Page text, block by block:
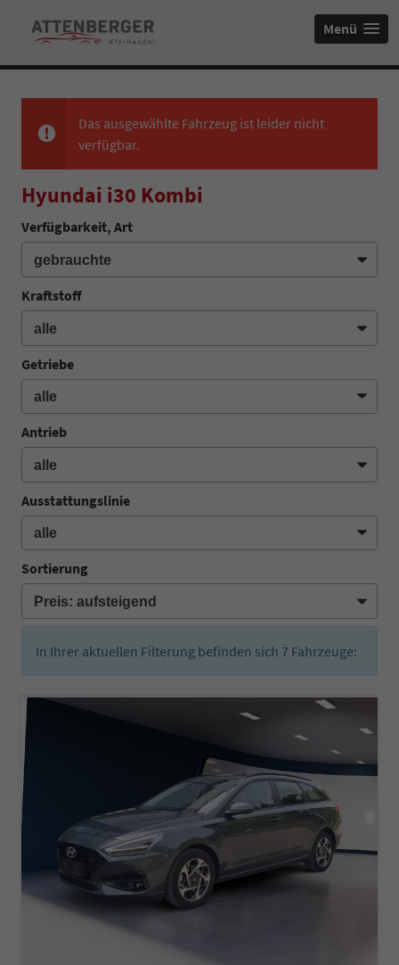
Menü
Das ausgewählte Fahrzeug ist leider nicht
verfügbar.
Hyundai i30 Kombi
Verfügbarkeit, Art
Kraftstoff
Getriebe
Antrieb
Ausstattungslinie
Sortierung
In Ihrer aktuellen Filterung befinden sich 7 Fahrzeuge: